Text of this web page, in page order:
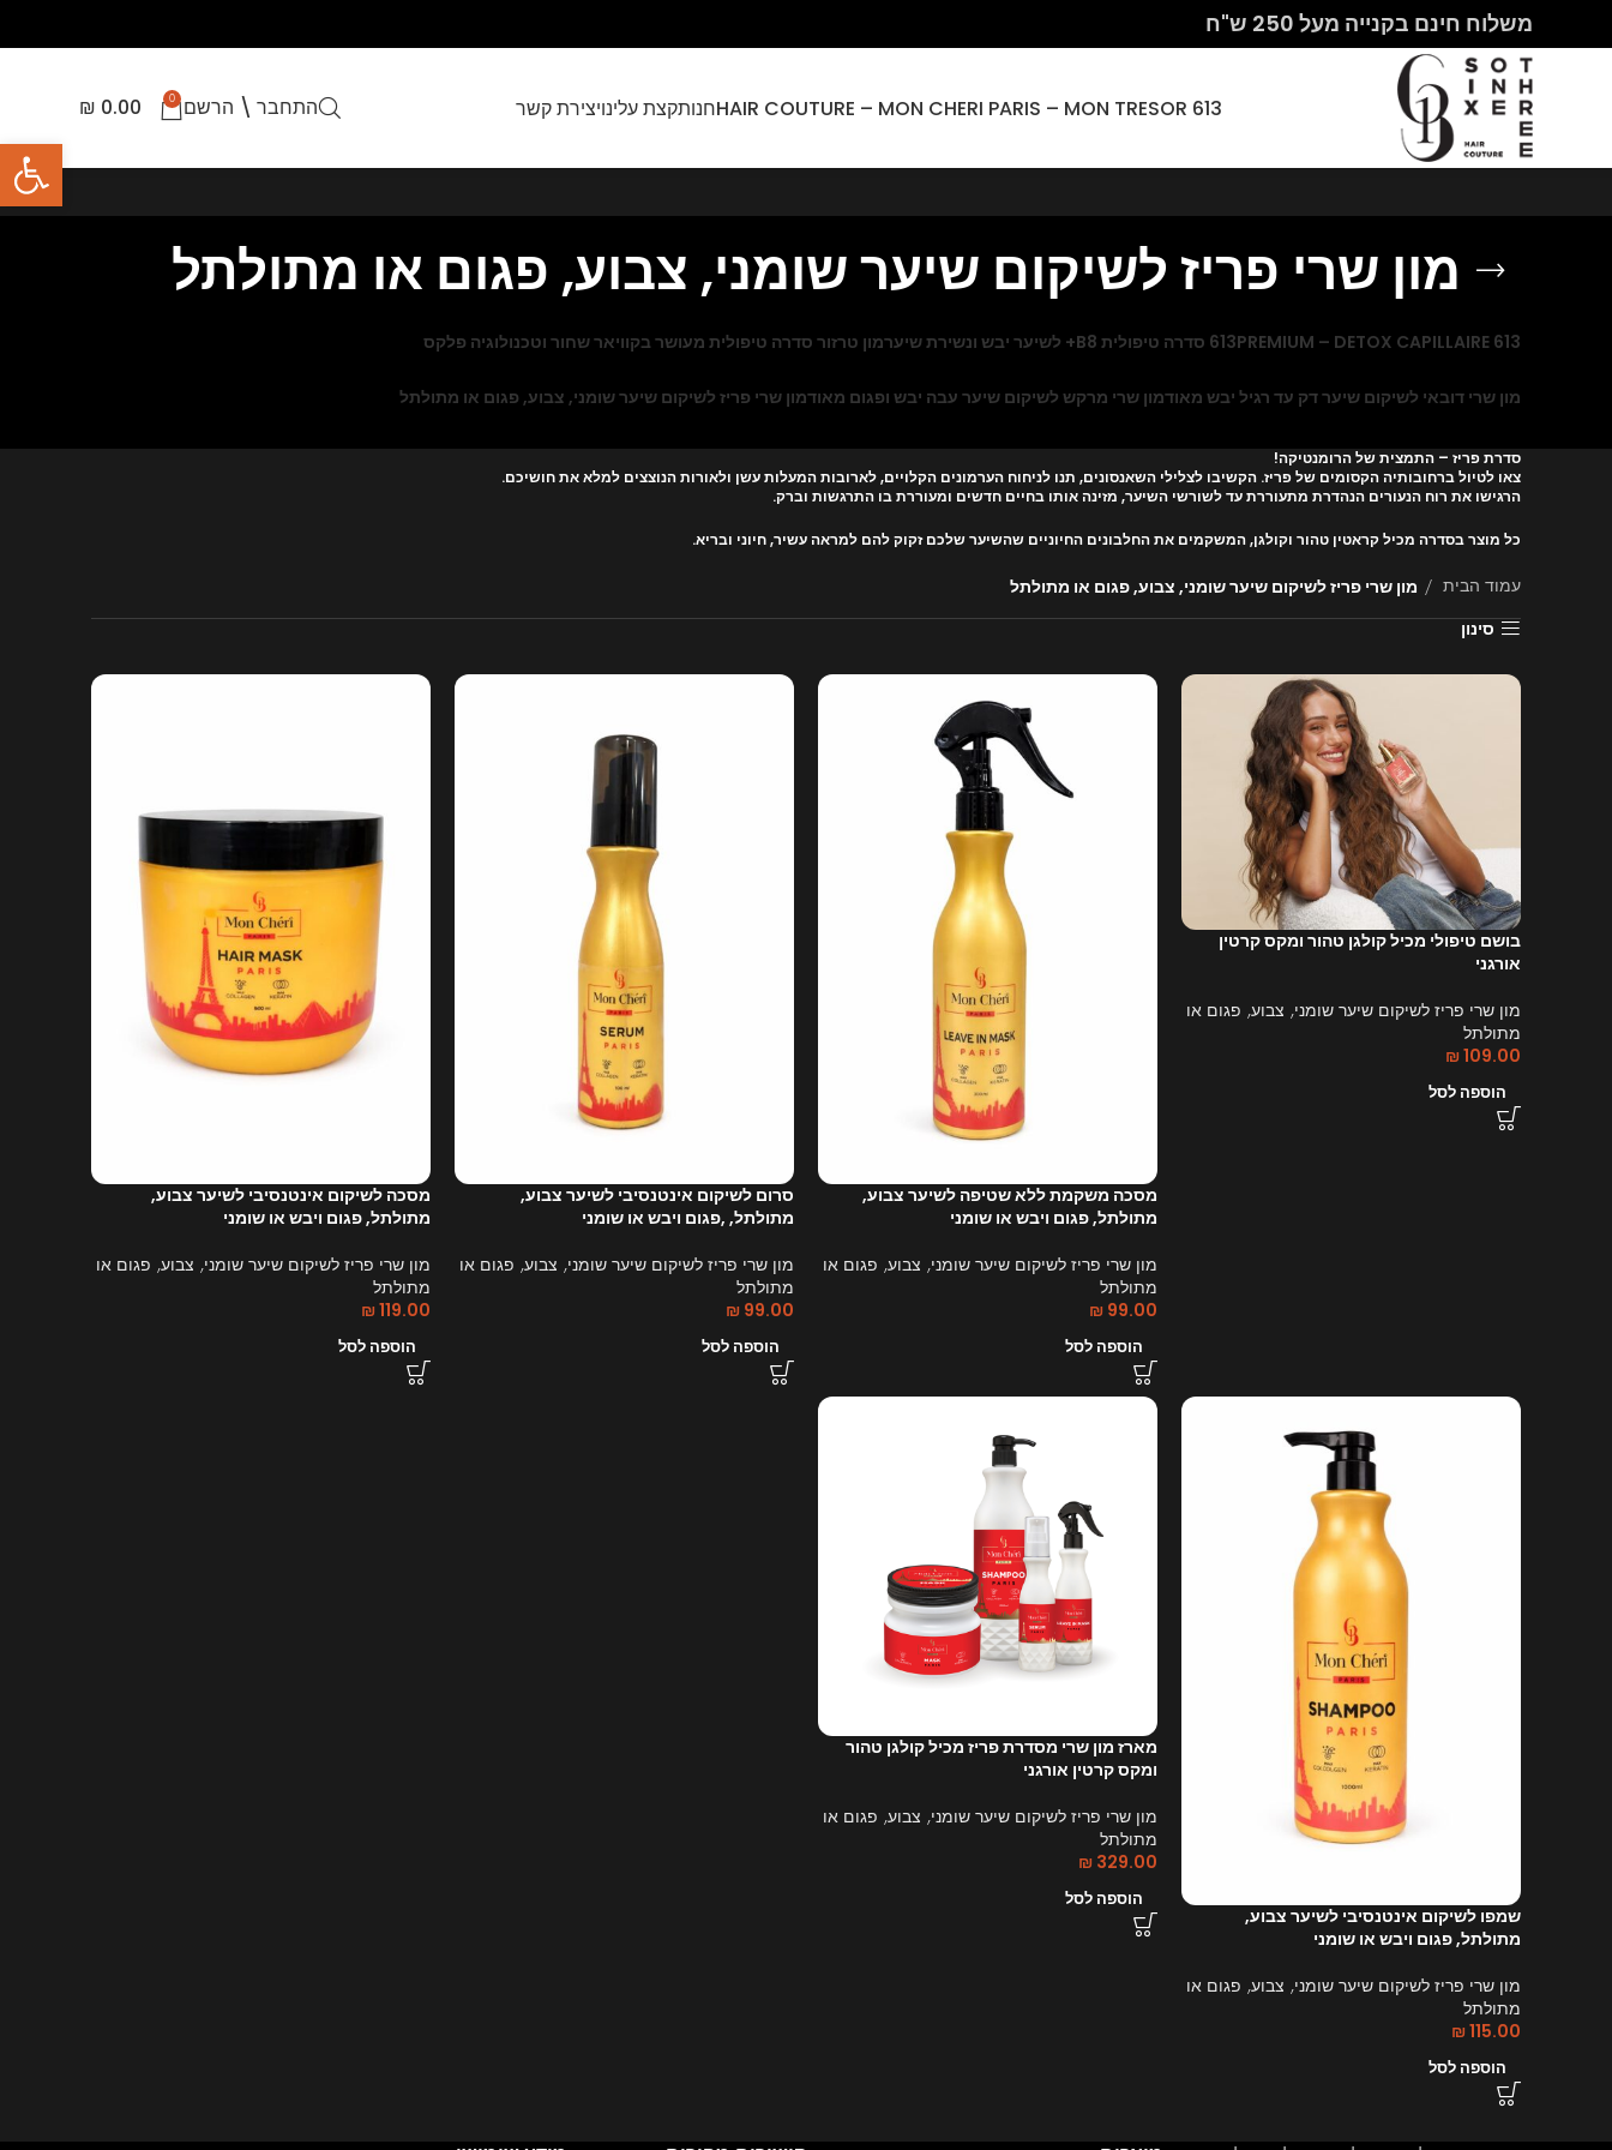
פתח
משלוח חינם בקנייה מעל 250 ש"ח
613 HAIR COUTURE – MON CHERI PARIS – MON TRESOR חנותקצת עלינויצירת קשר התחבר \ הרשם 0
₪ 0.00
מון שרי פריז לשיקום שיער שומני, צבוע, פגום או מתולתל
613 PREMIUM – DETOX CAPILLAIRE 613 סדרה טיפולית B8+ לשיער יבש ונשירת שיער מון טרזור סדרה טיפולית מעושר בקוויאר שחור וטכנולוגיה פלקס
מון שרי דובאי לשיקום שיער דק עד רגיל יבש מאודמון שרי מרקש לשיקום שיער עבה יבש ופגום מאודמון שרי פריז לשיקום שיער שומני, צבוע, פגום או מתולתל
סדרת פריז – התמצית של הרומנטיקה!
צאו לטיול ברחובותיה הקסומים של פריז. הקשיבו לצלילי השאנסונים, תנו לניחוח הערמונים הקלויים, לארובות המעלות עשן ולאורות הנוצצים למלא את חושיכם.
הרגישו את רוח הנעורים הנהדרת מתעוררת עד לשורשי השיער, מזינה אותו בחיים חדשים ומעוררת בו התרגשות וברק.
כל מוצר בסדרה מכיל קראטין טהור וקולגן, המשקמים את החלבונים החיוניים שהשיער שלכם זקוק להם למראה עשיר, חיוני ובריא.
עמוד הבית
מון שרי פריז לשיקום שיער שומני, צבוע, פגום או מתולתל
סינון
בושם טיפולי מכיל קולגן טהור ומקס קרטין
אורגני
מון שרי פריז לשיקום שיער שומני, צבוע, פגום או
מתולתל
₪109.00
הוספה לסל
מסכה משקמת ללא שטיפה לשיער צבוע,
מתולתל, פגום ויבש או שומני
מון שרי פריז לשיקום שיער שומני, צבוע, פגום או
מתולתל
₪ 99.00
הוספה לסל
סרום לשיקום אינטנסיבי לשיער צבוע,
מתולתל, ,פגום ויבש או שומני
מון שרי פריז לשיקום שיער שומני, צבוע, פגום או
מתולתל
₪ 99.00
הוספה לסל
מסכה לשיקום אינטנסיבי לשיער צבוע,
מתולתל, פגום ויבש או שומני
מון שרי פריז לשיקום שיער שומני, צבוע, פגום או
מתולתל
₪119.00
הוספה לסל
שמפו לשיקום אינטנסיבי לשיער צבוע,
מתולתל, פגום ויבש או שומני
מון שרי פריז לשיקום שיער שומני, צבוע, פגום או
מתולתל
₪115.00
הוספה לסל
מארז מון שרי מסדרת פריז מכיל קולגן טהור
ומקס קרטין אורגני
מון שרי פריז לשיקום שיער שומני, צבוע, פגום או
מתולתל
₪ 329.00
הוספה לסל